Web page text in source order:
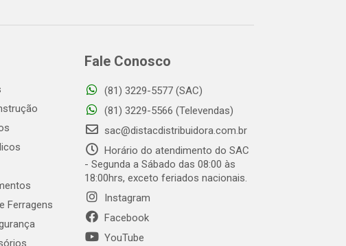
Ferragens
Fale Conosco
(81) 3229-5577 (SAC)
(81) 3229-5566 (Televendas)
sac@distacdistribuidora.com.br
Horário do atendimento do SAC
- Segunda a Sábado das 08:00 às
18:00hrs, exceto feriados nacionais.
Instagram
Facebook
YouTube